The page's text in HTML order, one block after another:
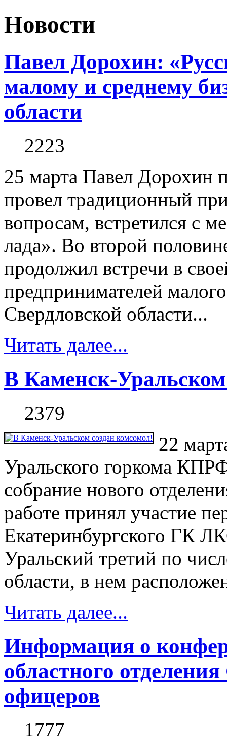
Новости
Павел Дорохин:
малому и среднему
области
2223
25 марта Павел Дорохин
провел традиционный
вопросам, встретился с
лада». Во второй
продолжил встречи в
предпринимателей
Свердловской области...
Читать далее...
В Каменск-
2379
22
Уральского горкома
собрание нового
работе принял участие
Екатеринбургского ГК
Уральский третий по
области, в нем
Читать далее...
Информация о
областного
офицеров
1777